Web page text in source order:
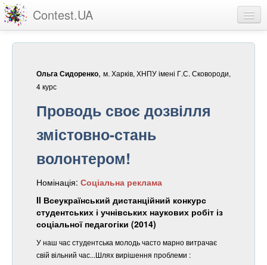
Contest.UA
Статистика
Про проект
реєстрація
Ольга Сидоренко, м. Харків, ХНПУ імені Г.С. Сковороди,
4 курс
Проводь своє дозвілля
змістовно-стань
волонтером!
Номінація: Соціальна реклама
II Всеукраїнський дистанційний конкурс
студентських і учнівських наукових робіт із
соціальної педагогіки (2014)
У наш час студентська молодь часто марно витрачає
свій вільний час...Шлях вирішення проблеми :